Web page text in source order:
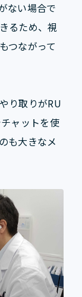
ない場合で
るため、視
つながって
り取りがRU
ャットを使
も大きなメ